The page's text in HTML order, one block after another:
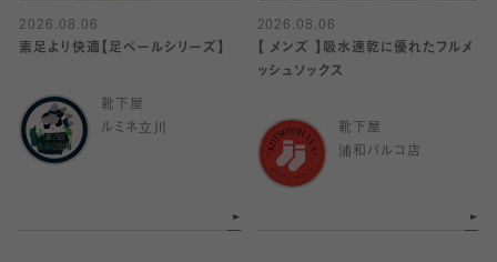
2026.08.06
素足より快適【足ベールシリーズ】
靴下屋
ルミネ立川
2026.08.06
【 メンズ 】吸水速乾に優れたフルメ
ッシュソックス
靴下屋
浦和パルコ店